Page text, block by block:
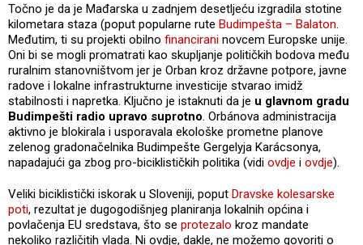
Točno je da je Mađarska u zadnjem desetljeću izgradila stotine
kilometara staza (poput popularne rute Budimpešta – Balaton.
Međutim, ti su projekti obilno financirani novcem Europske unije.
Oni bi se mogli promatrati kao skupljanje političkih bodova među
ruralnim stanovništvom jer je Orban kroz državne potpore, javne
radove i lokalne infrastrukturne investicije stvarao imidž
stabilnosti i napretka. Ključno je istaknuti da je u glavnom gradu
Budimpešti radio upravo suprotno. Orbánova administracija
aktivno je blokirala i usporavala ekološke prometne planove
zelenog gradonačelnika Budimpešte Gergelyja Karácsonya,
napadajući ga zbog pro-biciklističkih politika (vidi ovdje i ovdje).
Veliki biciklistički iskorak u Sloveniji, poput Dravske kolesarske
poti, rezultat je dugogodišnjeg planiranja lokalnih općina i
povlačenja EU sredstava, što se protezalo kroz mandate
nekoliko različitih vlada. Ni ovdje, dakle, ne možemo govoriti o